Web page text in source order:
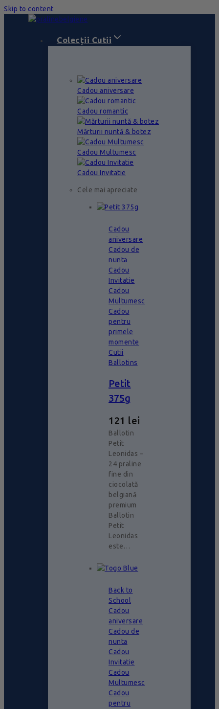
Skip to content
Colecții Cutii
Cadou aniversare
Cadou romantic
Mărturii nuntă & botez
Cadou Multumesc
Cadou Invitatie
Cele mai apreciate
Cadou
aniversare
Cadou de
nunta
Cadou
Invitatie
Cadou
Multumesc
Cadou
pentru
primele
momente
Cutii
Ballotins
Petit
375g
121 lei
Ballotin
Petit
Leonidas –
24 praline
fine din
ciocolată
belgiană
premium
Ballotin
Petit
Leonidas
este…
Back to
School
Cadou
aniversare
Cadou de
nunta
Cadou
Invitatie
Cadou
Multumesc
Cadou
pentru